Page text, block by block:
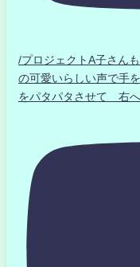
/プロジェクトA子さ
の可愛いらしい声で手
をパタパタさせて 右